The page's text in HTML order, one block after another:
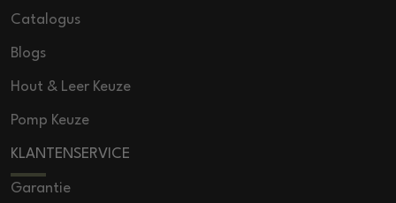
Catalogus
Blogs
Hout & Leer Keuze
Pomp Keuze
KLANTENSERVICE
Garantie